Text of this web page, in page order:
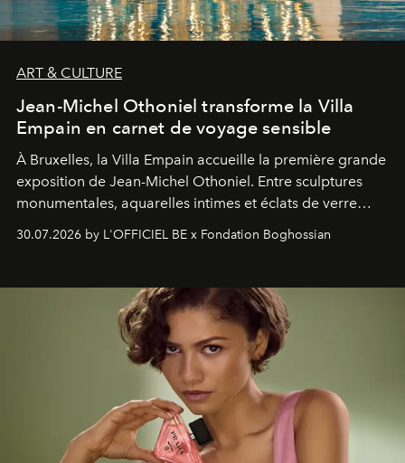
ART & CULTURE
Jean-Michel Othoniel transforme la Villa
Empain en carnet de voyage sensible
À Bruxelles, la Villa Empain accueille la première grande
exposition de Jean-Michel Othoniel. Entre sculptures
monumentales, aquarelles intimes et éclats de verre
soufflé, l’artiste français compose un itinéraire
émotionnel où chaque œuvre devient le souvenir
émerveillement.
30.07.2026 by L'OFFICIEL BE x Fondation Boghossian